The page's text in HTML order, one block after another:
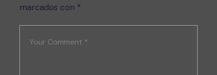
marcados con *